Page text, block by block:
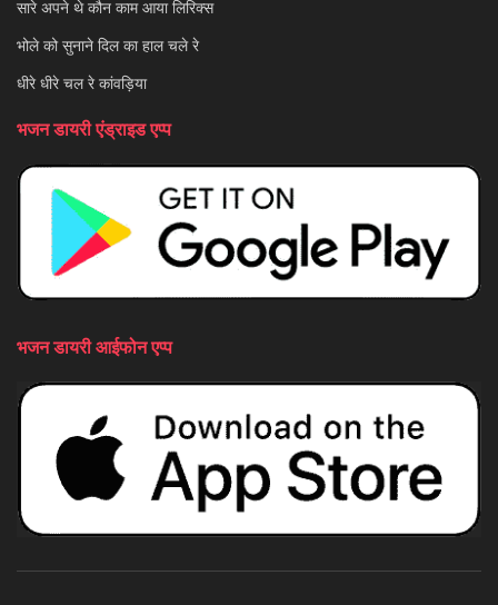
सारे अपने थे कौन काम आया लिरिक्स
भोले को सुनाने दिल का हाल चले रे
धीरे धीरे चल रे कांवड़िया
भजन डायरी एंड्राइड एप्प
भजन डायरी आईफोन एप्प